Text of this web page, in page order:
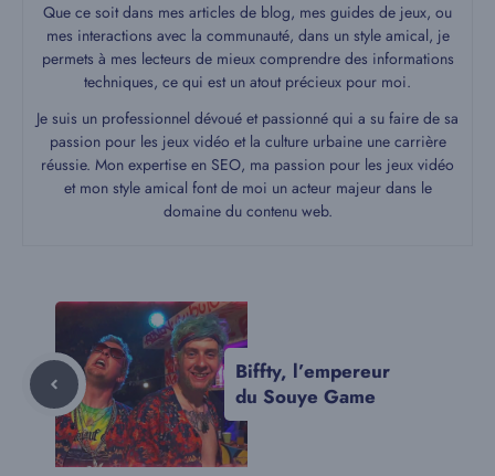
Que ce soit dans mes articles de blog, mes guides de jeux, ou
mes interactions avec la communauté, dans un style amical, je
permets à mes lecteurs de mieux comprendre des informations
techniques, ce qui est un atout précieux pour moi.
Je suis un professionnel dévoué et passionné qui a su faire de sa
passion pour les jeux vidéo et la culture urbaine une carrière
réussie. Mon expertise en SEO, ma passion pour les jeux vidéo
et mon style amical font de moi un acteur majeur dans le
domaine du contenu web.
Biffty, l’empereur
du Souye Game